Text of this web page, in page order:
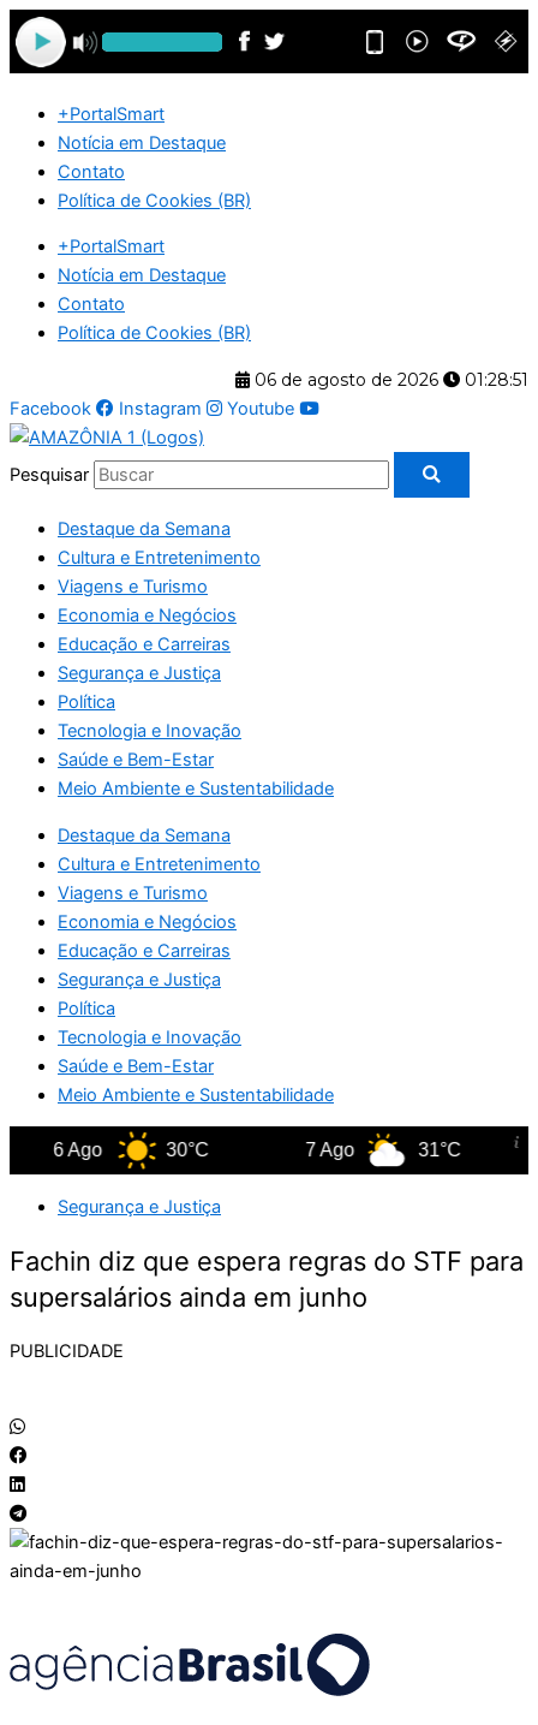
Ir
para
o
+PortalSmart
Notícia em Destaque
Contato
Política de Cookies (BR)
+PortalSmart
Notícia em Destaque
Contato
Política de Cookies (BR)
06 de agosto de 2026
01:28:51
Facebook
Instagram Youtube
Pesquisar
Destaque da Semana
Cultura e Entretenimento
Viagens e Turismo
Economia e Negócios
Educação e Carreiras
Segurança e Justiça
Política
Tecnologia e Inovação
Saúde e Bem-Estar
Meio Ambiente e Sustentabilidade
Destaque da Semana
Cultura e Entretenimento
Viagens e Turismo
Economia e Negócios
Educação e Carreiras
Segurança e Justiça
Política
Tecnologia e Inovação
Saúde e Bem-Estar
Meio Ambiente e Sustentabilidade
6 Ago 30°C 7 Ago 31°C 8
Segurança e Justiça
Fachin diz que espera regras do STF para
supersalários ainda em junho
PUBLICIDADE